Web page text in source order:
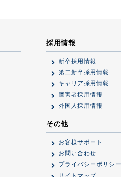
採用情報
新卒採用情報
第二新卒採用情報
キャリア採用情報
障害者採用情報
外国人採用情報
その他
お客様サポート
お問い合わせ
プライバシーポリシー
サイトマップ